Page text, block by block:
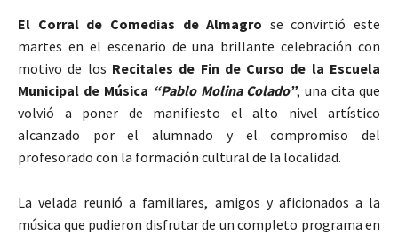
El Corral de Comedias de Almagro se convirtió este
martes en el escenario de una brillante celebración con
motivo de los Recitales de Fin de Curso de la Escuela
Municipal de Música “Pablo Molina Colado”, una cita que
volvió a poner de manifiesto el alto nivel artístico
alcanzado por el alumnado y el compromiso del
profesorado con la formación cultural de la localidad.
La velada reunió a familiares, amigos y aficionados a la
música que pudieron disfrutar de un completo programa en